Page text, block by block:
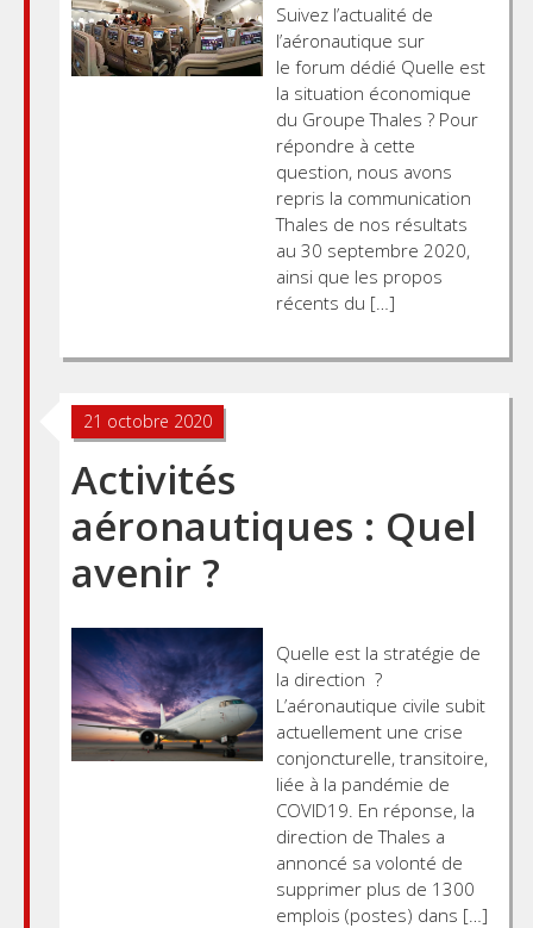
Suivez l’actualité de
l’aéronautique sur
le forum dédié Quelle est
la situation économique
du Groupe Thales ? Pour
répondre à cette
question, nous avons
repris la communication
Thales de nos résultats
au 30 septembre 2020,
ainsi que les propos
récents du […]
21 octobre 2020
Activités
aéronautiques : Quel
avenir ?
Quelle est la stratégie de
la direction ?
L’aéronautique civile subit
actuellement une crise
conjoncturelle, transitoire,
liée à la pandémie de
COVID19. En réponse, la
direction de Thales a
annoncé sa volonté de
supprimer plus de 1300
emplois (postes) dans […]